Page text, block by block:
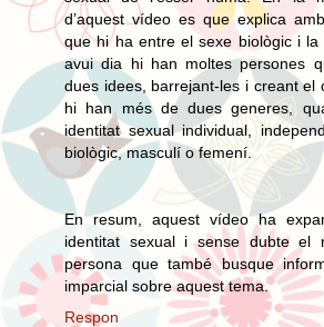
d’aquest vídeo es que explica
que hi ha entre el sexe biològic i la
avui dia hi han moltes persones
dues idees, barrejant-les i creant el
hi han més de dues generes,
identitat sexual individual,
biològic, masculí o femení.
En resum, aquest vídeo ha
identitat sexual i sense dubte el
persona que també busque
imparcial sobre aquest tema.
Respon